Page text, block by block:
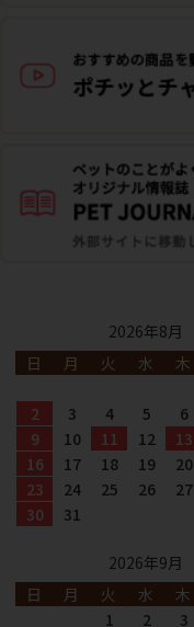
2026年8月
日
月 火 水 木
2
3 4 5 6
9
10 11 12 13
16
17 18 19 20
23
24 25 26 27
30
31
2026年9月
日
月 火 水 木
1
2 3